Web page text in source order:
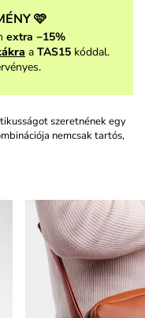
🩷
extra −15%
a TAS15 kóddal.
szeretnének egy
nemcsak tartós,